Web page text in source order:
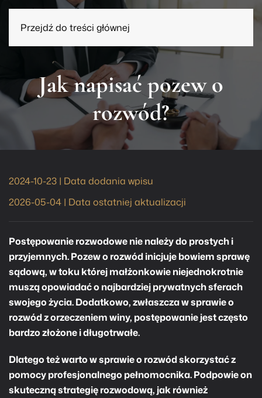
Przejdź do treści głównej
Jak napisać pozew o
rozwód?
2024-10-23 | Data dodania wpisu
2026-05-04 | Data ostatniej aktualizacji
Postępowanie rozwodowe nie należy do prostych i
przyjemnych. Pozew o rozwód inicjuje bowiem sprawę
sądową, w toku której małżonkowie niejednokrotnie
muszą opowiadać o najbardziej prywatnych sferach
swojego życia. Dodatkowo, zwłaszcza w sprawie o
rozwód z orzeczeniem winy, postępowanie jest często
bardzo złożone i długotrwałe.
Dlatego też warto w sprawie o rozwód skorzystać z
pomocy profesjonalnego pełnomocnika. Podpowie on
skuteczną strategię rozwodową, jak również